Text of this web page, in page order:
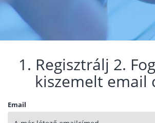
1. Regisztrálj 2.
kiszemelt email
Email